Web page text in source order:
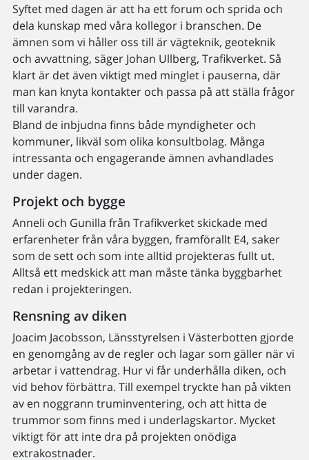
Syftet med dagen är att ha ett forum och sprida och
dela kunskap med våra kollegor i branschen. De
ämnen som vi håller oss till är vägteknik, geoteknik
och avvattning, säger Johan Ullberg, Trafikverket. Så
klart är det även viktigt med minglet i pauserna, där
man kan knyta kontakter och passa på att ställa frågor
till varandra.
Bland de inbjudna finns både myndigheter och
kommuner, likväl som olika konsultbolag. Många
intressanta och engagerande ämnen avhandlades
under dagen.
Projekt och bygge
Anneli och Gunilla från Trafikverket skickade med
erfarenheter från våra byggen, framförallt E4, saker
som de sett och som inte alltid projekteras fullt ut.
Alltså ett medskick att man måste tänka byggbarhet
redan i projekteringen.
Rensning av diken
Joacim Jacobsson, Länsstyrelsen i Västerbotten gjorde
en genomgång av de regler och lagar som gäller när vi
arbetar i vattendrag. Hur vi får underhålla diken, och
vid behov förbättra. Till exempel tryckte han på vikten
av en noggrann truminventering, och att hitta de
trummor som finns med i underlagskartor. Mycket
viktigt för att inte dra på projekten onödiga
extrakostnader.